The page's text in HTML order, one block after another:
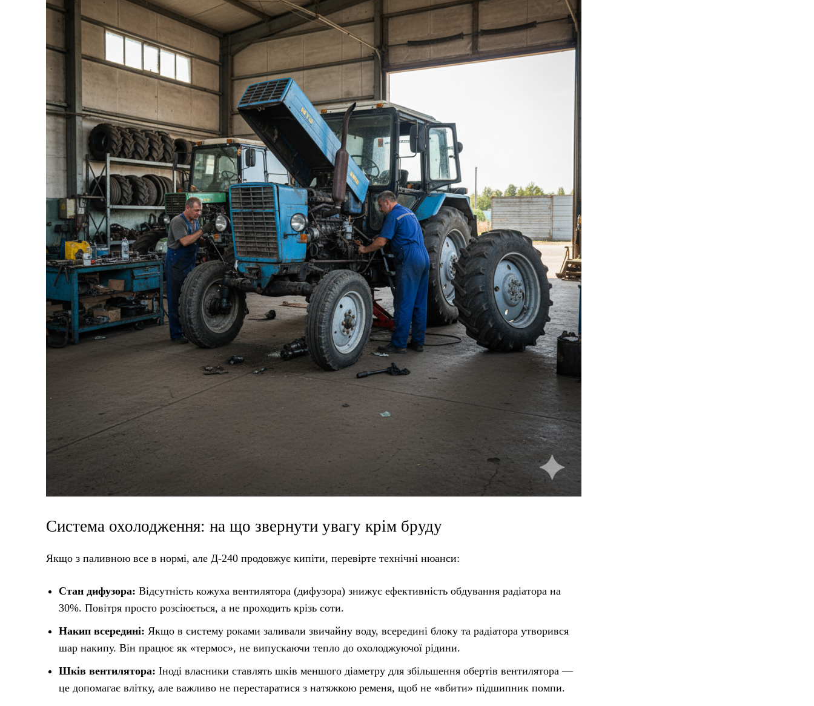
Система охолодження: на що звернути увагу крім бруду
Якщо з паливною все в нормі, але Д-240 продовжує кипіти, перевірте технічні нюанси:
Стан дифузора: Відсутність кожуха вентилятора (дифузора) знижує ефективність обдування радіатора на
30%. Повітря просто розсіюється, а не проходить крізь соти.
Накип всередині: Якщо в систему роками заливали звичайну воду, всередині блоку та радіатора утворився
шар накипу. Він працює як «термос», не випускаючи тепло до охолоджуючої рідини.
Шків вентилятора: Іноді власники ставлять шків меншого діаметру для збільшення обертів вентилятора —
це допомагає влітку, але важливо не перестаратися з натяжкою ременя, щоб не «вбити» підшипник помпи.